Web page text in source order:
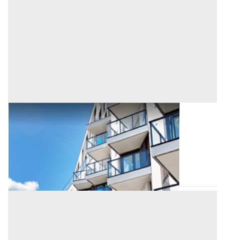
Appartamento all'asta a Padova
Villafranca Padovana (Padova)
70.000 €
AI329107